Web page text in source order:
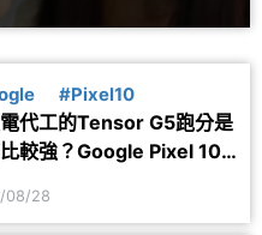
#Pixel10
代工的Tensor G5跑分是
較強？Google Pixel 10
08/28